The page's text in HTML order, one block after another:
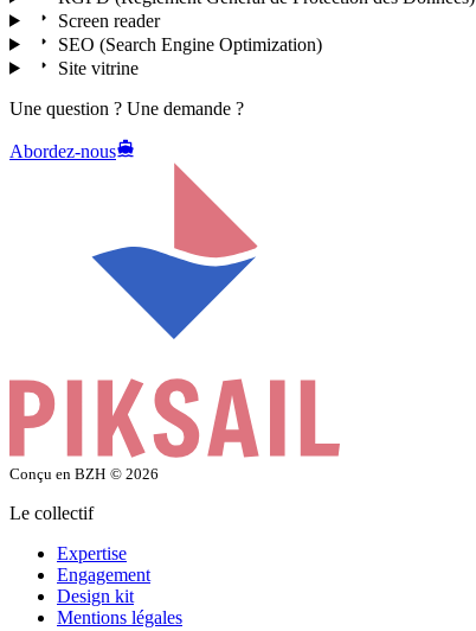
Screen reader
SEO (Search Engine Optimization)
Site vitrine
Une question ? Une demande ?
Abordez-nous
Conçu en BZH © 2026
Le collectif
Expertise
Engagement
Design kit
Mentions légales